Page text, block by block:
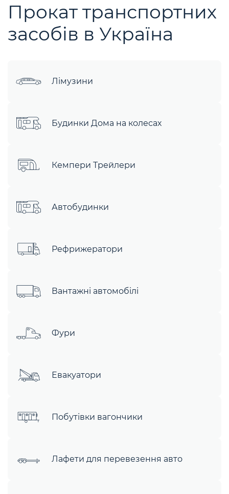
Прокат транспортних
засобів в Україна
Лімузини
Будинки Дома на колесах
Кемпери Трейлери
Автобудинки
Рефрижератори
Вантажні автомобілі
Фури
Евакуатори
Побутівки вагончики
Лафети для перевезення авто